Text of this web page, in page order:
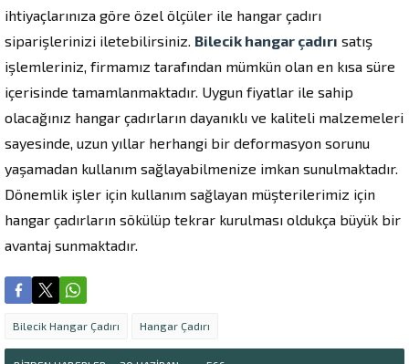
ihtiyaçlarınıza göre özel ölçüler ile hangar çadırı
siparişlerinizi iletebilirsiniz. Bilecik hangar çadırı satış
işlemleriniz, firmamız tarafından mümkün olan en kısa süre
içerisinde tamamlanmaktadır. Uygun fiyatlar ile sahip
olacağınız hangar çadırların dayanıklı ve kaliteli malzemeleri
sayesinde, uzun yıllar herhangi bir deformasyon sorunu
yaşamadan kullanım sağlayabilmenize imkan sunulmaktadır.
Dönemlik işler için kullanım sağlayan müşterilerimiz için
hangar çadırların sökülüp tekrar kurulması oldukça büyük bir
avantaj sunmaktadır.
Bilecik Hangar Çadırı Hangar Çadırı